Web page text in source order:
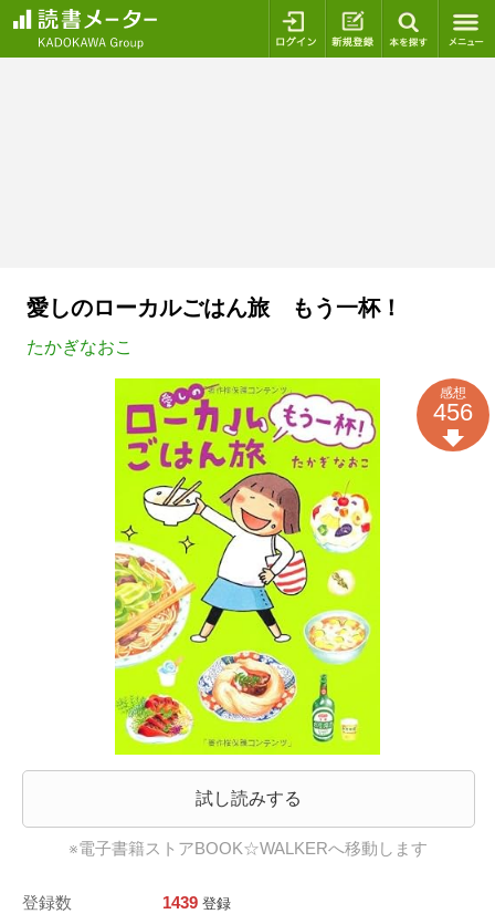
ログイン 新規登録
愛しのローカルごはん旅 もう一杯！
たかぎなおこ
試し読みする
※電子書籍ストアBOOK☆WALKERへ移動します
登録数 1439 登録
感想
456